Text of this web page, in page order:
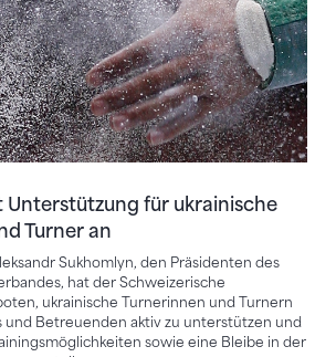
Unterstützung für ukrainische
Turner an
Sukhomlyn, den Präsidenten des
hat der Schweizerische
ukrainische Turnerinnen und Turnern
und Betreuenden aktiv zu unterstützen und
sowie eine Bleibe in der